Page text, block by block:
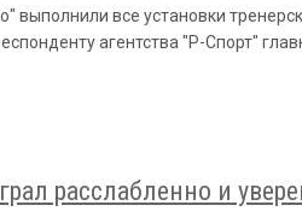
выполнили все установки
агентства "Р-Спорт"
расслабленно и